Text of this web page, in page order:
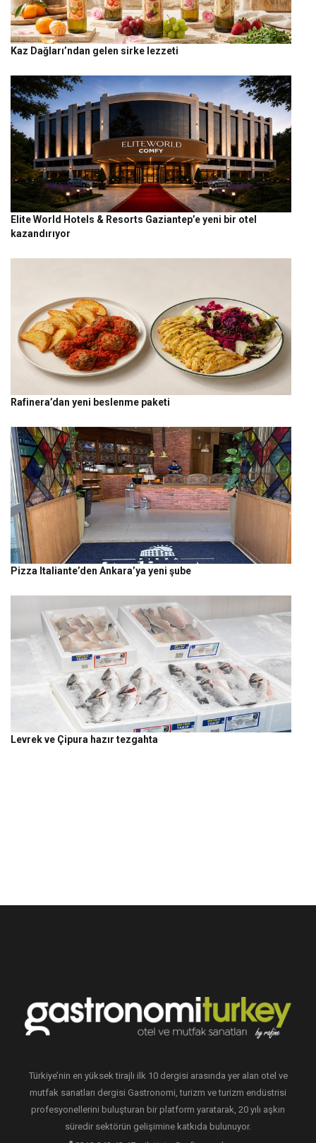
Kaz Dağları’ndan gelen sirke lezzeti
Elite World Hotels & Resorts Gaziantep’e yeni bir otel
kazandırıyor
Rafinera’dan yeni beslenme paketi
Pizza Italiante’den Ankara’ya yeni şube
Levrek ve Çipura hazır tezgahta
Türkiye’nin en yüksek tirajlı ilk 10 dergisi arasında yer alan otel ve
mutfak sanatları dergisi Gastronomi, turizm ve turizm endüstrisi
profesyonellerini buluşturan bir platform yaratarak, 20 yılı aşkın
süredir sektörün gelişimine katkıda bulunuyor.